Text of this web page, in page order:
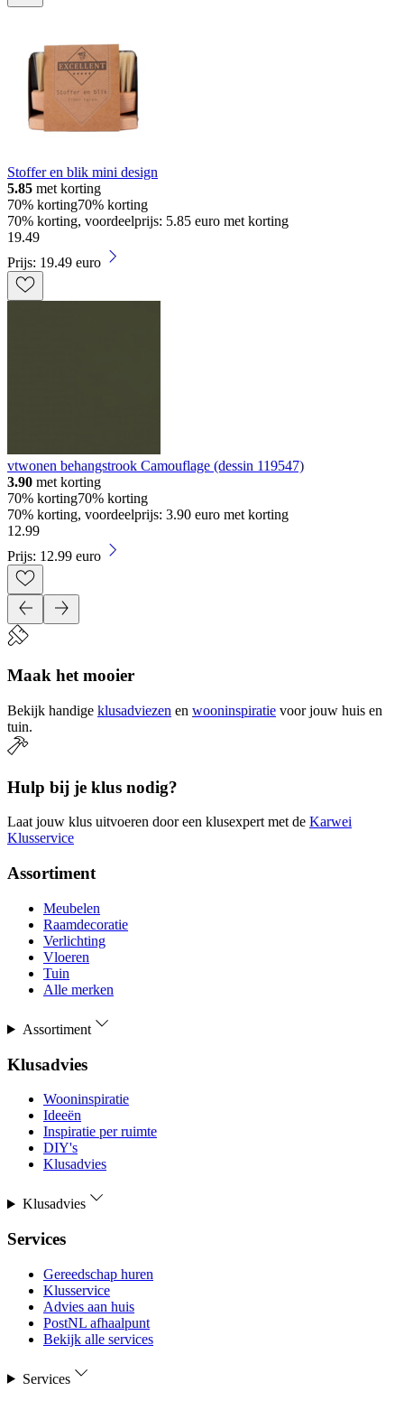
Stoffer en blik mini design
5.85 met korting
70% korting70% korting
70% korting, voordeelprijs: 5.85 euro met korting
19.49
Prijs: 19.49 euro
vtwonen behangstrook Camouflage (dessin 119547)
3.90 met korting
70% korting70% korting
70% korting, voordeelprijs: 3.90 euro met korting
12.99
Prijs: 12.99 euro
Maak het mooier
Bekijk handige klusadviezen en wooninspiratie voor jouw huis en
tuin.
Hulp bij je klus nodig?
Laat jouw klus uitvoeren door een klusexpert met de Karwei
Klusservice
Assortiment
Meubelen
Raamdecoratie
Verlichting
Vloeren
Tuin
Alle merken
Assortiment
Klusadvies
Wooninspiratie
Ideeën
Inspiratie per ruimte
DIY's
Klusadvies
Klusadvies
Services
Gereedschap huren
Klusservice
Advies aan huis
PostNL afhaalpunt
Bekijk alle services
Services